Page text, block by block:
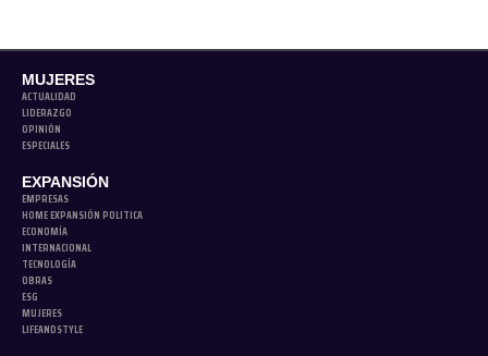
MUJERES
ACTUALIDAD
LIDERAZGO
OPINIÓN
ESPECIALES
EXPANSIÓN
EMPRESAS
HOME EXPANSIÓN POLITICA
ECONOMÍA
INTERNACIONAL
TECNOLOGÍA
OBRAS
ESG
MUJERES
LIFEANDSTYLE